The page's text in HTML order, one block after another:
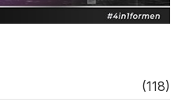
(118)